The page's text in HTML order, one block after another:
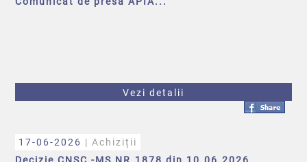
Vezi detalii
17-06-2026 | Achiziții